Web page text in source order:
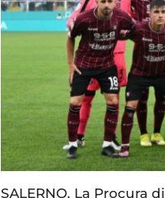
SALERNO. La Procura